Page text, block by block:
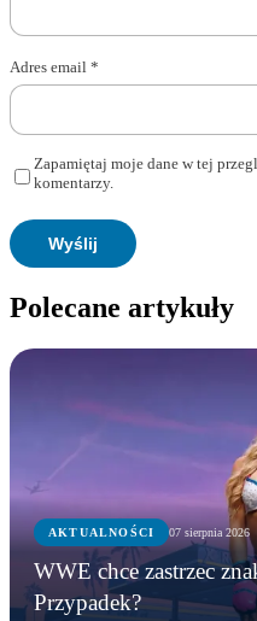
Adres email *
Zapamiętaj moje dane w tej
komentarzy.
Polecane artykuły
AKTUALNOŚCI 07 sierpnia 2026
WWE chce zastrzec
Przypadek?